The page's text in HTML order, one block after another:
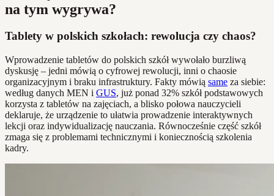
na tym wygrywa?
Tablety w polskich szkołach: rewolucja czy chaos?
Wprowadzenie tabletów do polskich szkół wywołało burzliwą
dyskusję – jedni mówią o cyfrowej rewolucji, inni o chaosie
organizacyjnym i braku infrastruktury. Fakty mówią same za siebie:
według danych MEN i GUS, już ponad 32% szkół podstawowych
korzysta z tabletów na zajęciach, a blisko połowa nauczycieli
deklaruje, że urządzenie to ułatwia prowadzenie interaktywnych
lekcji oraz indywidualizację nauczania. Równocześnie część szkół
zmaga się z problemami technicznymi i koniecznością szkolenia
kadry.